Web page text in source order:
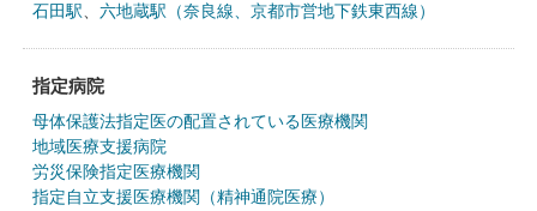
石田駅 六地蔵駅（奈良線、京都市営地下鉄東西線）
指定病院
母体保護法指定医の配置されている医療機関
地域医療支援病院
労災保険指定医療機関
指定自立支援医療機関（精神通院医療）